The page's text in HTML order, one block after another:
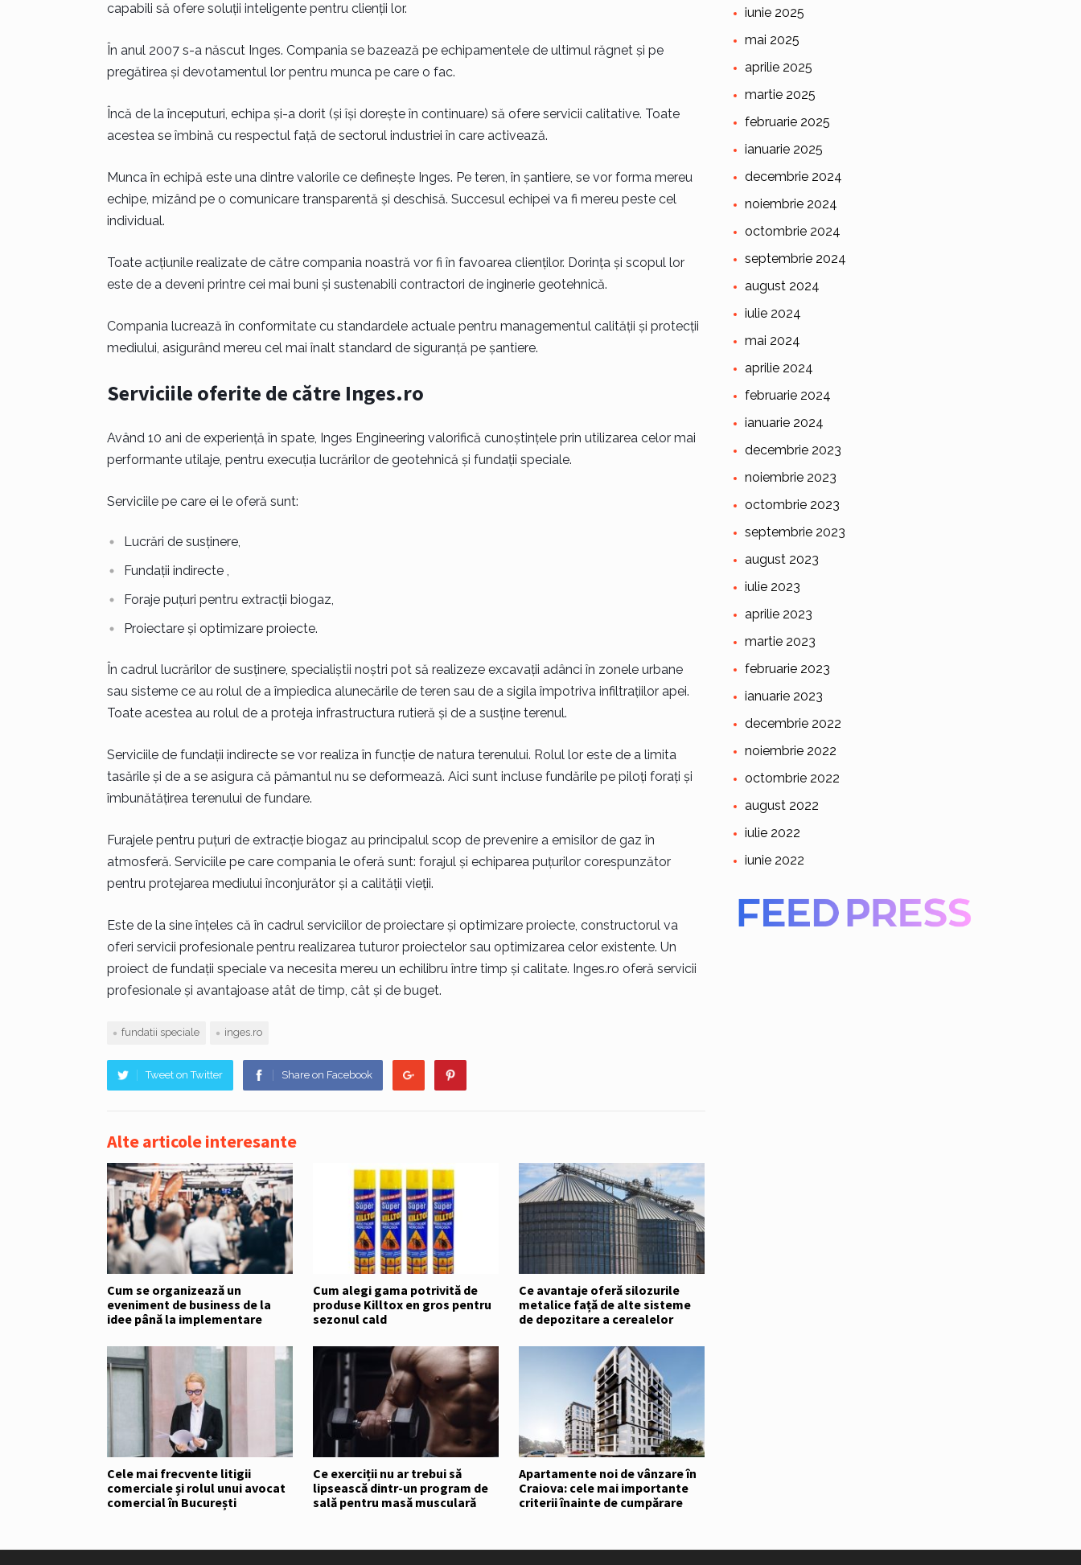
capabili să ofere soluții inteligente pentru clienții lor.
În anul 2007 s-a născut Inges. Compania se bazează pe echipamentele de ultimul răgnet și pe
pregătirea și devotamentul lor pentru munca pe care o fac.
Încă de la începuturi, echipa și-a dorit (și își dorește în continuare) să ofere servicii calitative. Toate
acestea se îmbină cu respectul față de sectorul industriei în care activează.
Munca în echipă este una dintre valorile ce definește Inges. Pe teren, în șantiere, se vor forma mereu
echipe, mizând pe o comunicare transparentă și deschisă. Succesul echipei va fi mereu peste cel
individual.
Toate acțiunile realizate de către compania noastră vor fi în favoarea clienților. Dorința și scopul lor
este de a deveni printre cei mai buni și sustenabili contractori de inginerie geotehnică.
Compania lucrează în conformitate cu standardele actuale pentru managementul calității și protecții
mediului, asigurând mereu cel mai înalt standard de siguranță pe șantiere.
Serviciile oferite de către Inges.ro
Având 10 ani de experiență în spate, Inges Engineering valorifică cunoștințele prin utilizarea celor mai
performante utilaje, pentru execuția lucrărilor de geotehnică și fundații speciale.
Serviciile pe care ei le oferă sunt:
Lucrări de susținere,
Fundații indirecte ,
Foraje puțuri pentru extracții biogaz,
Proiectare și optimizare proiecte.
În cadrul lucrărilor de susținere, specialiștii noștri pot să realizeze excavații adânci în zonele urbane
sau sisteme ce au rolul de a împiedica alunecările de teren sau de a sigila împotriva infiltrațiilor apei.
Toate acestea au rolul de a proteja infrastructura rutieră și de a susține terenul.
Serviciile de fundații indirecte se vor realiza în funcție de natura terenului. Rolul lor este de a limita
tasările și de a se asigura că pămantul nu se deformează. Aici sunt incluse fundările pe piloți forați și
îmbunătățirea terenului de fundare.
Furajele pentru puțuri de extracție biogaz au principalul scop de prevenire a emisilor de gaz în
atmosferă. Serviciile pe care compania le oferă sunt: forajul și echiparea puțurilor corespunzător
pentru protejarea mediului înconjurător și a calității vieții.
Este de la sine înțeles că în cadrul serviciilor de proiectare și optimizare proiecte, constructorul va
oferi servicii profesionale pentru realizarea tuturor proiectelor sau optimizarea celor existente. Un
proiect de fundații speciale va necesita mereu un echilibru între timp și calitate. Inges.ro oferă servicii
profesionale și avantajoase atât de timp, cât și de buget.
fundatii speciale inges.ro
Tweet on Twitter Share on Facebook
Alte articole interesante
Cum se organizează un
eveniment de business de la
idee până la implementare
Cum alegi gama potrivită de
produse Killtox en gros pentru
sezonul cald
Ce avantaje oferă silozurile
metalice față de alte sisteme
de depozitare a cerealelor
Cele mai frecvente litigii
comerciale și rolul unui avocat
comercial în București
Ce exerciții nu ar trebui să
lipsească dintr-un program de
sală pentru masă musculară
Apartamente noi de vânzare în
Craiova: cele mai importante
criterii înainte de cumpărare
iunie 2025
mai 2025
aprilie 2025
martie 2025
februarie 2025
ianuarie 2025
decembrie 2024
noiembrie 2024
octombrie 2024
septembrie 2024
august 2024
iulie 2024
mai 2024
aprilie 2024
februarie 2024
ianuarie 2024
decembrie 2023
noiembrie 2023
octombrie 2023
septembrie 2023
august 2023
iulie 2023
aprilie 2023
martie 2023
februarie 2023
ianuarie 2023
decembrie 2022
noiembrie 2022
octombrie 2022
august 2022
iulie 2022
iunie 2022